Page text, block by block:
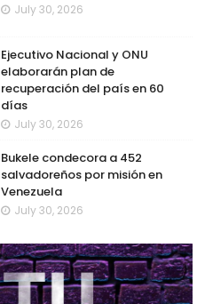
July 30, 2026
Ejecutivo Nacional y ONU
elaborarán plan de
recuperación del país en 60
días
July 30, 2026
Bukele condecora a 452
salvadoreños por misión en
Venezuela
July 30, 2026